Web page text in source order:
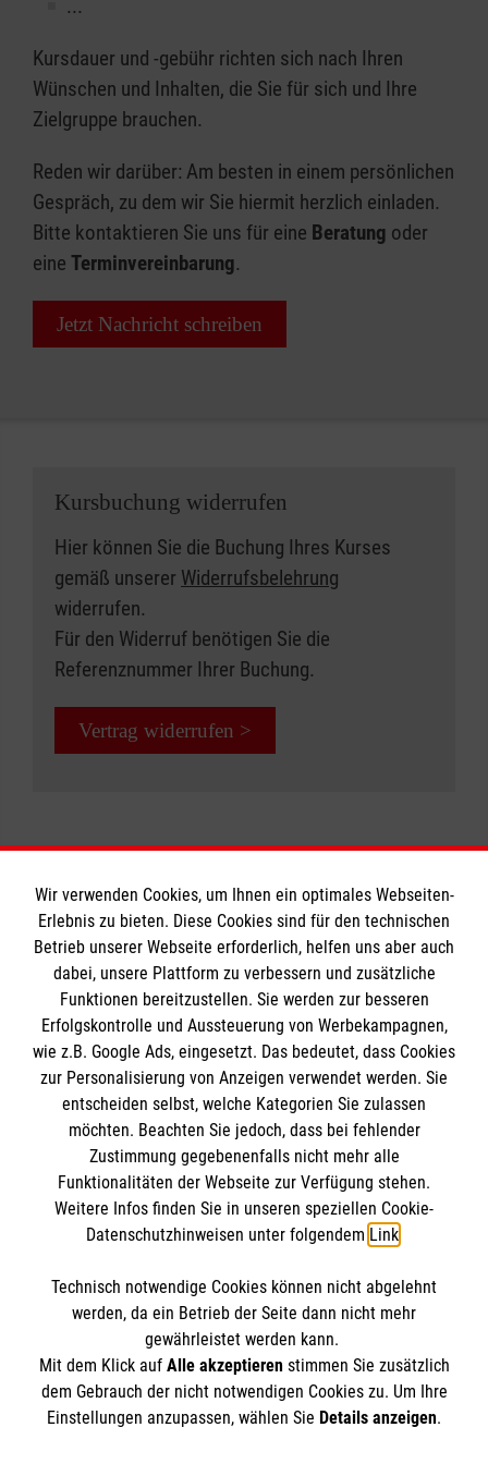
Jetzt Nachricht schreiben
...
Kursdauer und -gebühr richten sich nach Ihren
Wünschen und Inhalten, die Sie für sich und Ihre
Zielgruppe brauchen.
Reden wir darüber: Am besten in einem persönlichen
Gespräch, zu dem wir Sie hiermit herzlich einladen.
Bitte kontaktieren Sie uns für eine Beratung oder
eine Terminvereinbarung.
Jetzt Nachricht schreiben
Kursbuchung widerrufen
Hier können Sie die Buchung Ihres Kurses
gemäß unserer Widerrufsbelehrung
widerrufen.
Für den Widerruf benötigen Sie die
Referenznummer Ihrer Buchung.
Vertrag widerrufen >
Informationen
Impressum
Datenschutz
Barrierefreiheit
Kontakt
Die Malteser
Malteser in Deutschland
Malteserorden
Sharepoint
Spendenkonto
IBAN: DE90 6005 0101 0001 2706 88
BIC: SOLADEST600
So finden Sie uns
Söflinger Straße 207
89077 Ulm
Der Malteser Hilfsdienst e.V. ist als eingetragene
Wir verwenden Cookies, um Ihnen ein optimales Webseiten-
Erlebnis zu bieten. Diese Cookies sind für den technischen
Betrieb unserer Webseite erforderlich, helfen uns aber auch
dabei, unsere Plattform zu verbessern und zusätzliche
Funktionen bereitzustellen. Sie werden zur besseren
Erfolgskontrolle und Aussteuerung von Werbekampagnen,
wie z.B. Google Ads, eingesetzt. Das bedeutet, dass Cookies
zur Personalisierung von Anzeigen verwendet werden. Sie
entscheiden selbst, welche Kategorien Sie zulassen
möchten. Beachten Sie jedoch, dass bei fehlender
Zustimmung gegebenenfalls nicht mehr alle
Funktionalitäten der Webseite zur Verfügung stehen.
Weitere Infos finden Sie in unseren speziellen Cookie-
Datenschutzhinweisen unter folgendem Link.
Technisch notwendige Cookies können nicht abgelehnt
werden, da ein Betrieb der Seite dann nicht mehr
gewährleistet werden kann.
Mit dem Klick auf Alle akzeptierenstimmen Sie zusätzlich
dem Gebrauch der nicht notwendigen Cookies zu. Um Ihre
Einstellungen anzupassen, wählen Sie Details anzeigen.